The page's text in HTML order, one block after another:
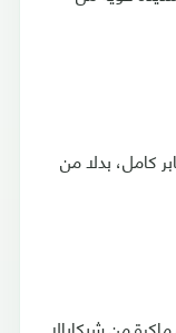
كامل، بدلا من